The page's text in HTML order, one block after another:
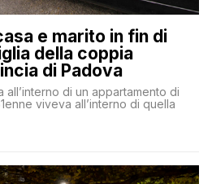
e marito in fin di
della coppia
di Padova
all’interno di un appartamento di
viveva all’interno di quella